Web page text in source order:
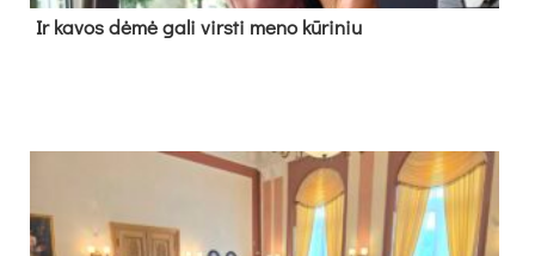
Ir ka­vos dė­mė ga­li virs­ti me­no kū­ri­niu